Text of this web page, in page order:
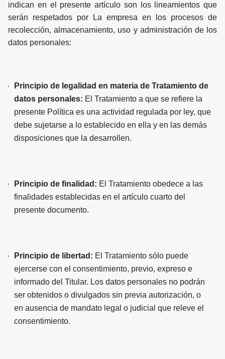
indican en el presente artículo son los lineamientos que
serán respetados por La empresa en los procesos de
recolección, almacenamiento, uso y administración de los
datos personales:
Principio de legalidad en materia de Tratamiento de
datos personales: El Tratamiento a que se refiere la
presente Política es una actividad regulada por ley, que
debe sujetarse a lo establecido en ella y en las demás
disposiciones que la desarrollen.
Principio de finalidad: El Tratamiento obedece a las
finalidades establecidas en el artículo cuarto del
presente documento.
Principio de libertad: El Tratamiento sólo puede
ejercerse con el consentimiento, previo, expreso e
informado del Titular. Los datos personales no podrán
ser obtenidos o divulgados sin previa autorización, o
en ausencia de mandato legal o judicial que releve el
consentimiento.